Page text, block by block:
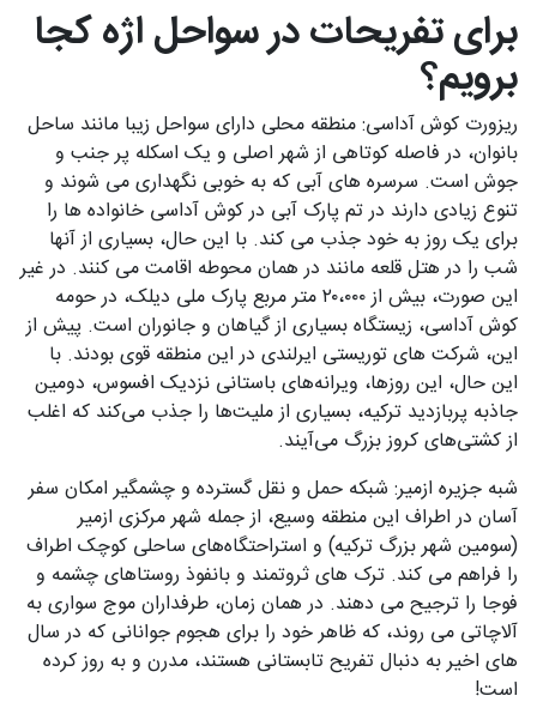
برای تفریحات در سواحل اژه کجا
برویم؟
ریزورت کوش آداسی: منطقه محلی دارای سواحل زیبا مانند ساحل
بانوان، در فاصله کوتاهی از شهر اصلی و یک اسکله پر جنب و
جوش است. سرسره های آبی که به خوبی نگهداری می شوند و
تنوع زیادی دارند در تم پارک آبی در کوش آداسی خانواده ها را
برای یک روز به خود جذب می کند. با این حال، بسیاری از آنها
شب را در هتل قلعه مانند در همان محوطه اقامت می کنند. در غیر
این صورت، بیش از ۲۰،۰۰۰ متر مربع پارک ملی دیلک، در حومه
کوش آداسی، زیستگاه بسیاری از گیاهان و جانوران است. پیش از
این، شرکت های توریستی ایرلندی در این منطقه قوی بودند. با
این حال، این روزها، ویرانه‌های باستانی نزدیک افسوس، دومین
جاذبه پربازدید ترکیه، بسیاری از ملیت‌ها را جذب می‌کند که اغلب
از کشتی‌های کروز بزرگ می‌آیند.
شبه جزیره ازمیر: شبکه حمل و نقل گسترده و چشمگیر امکان سفر
آسان در اطراف این منطقه وسیع، از جمله شهر مرکزی ازمیر
(سومین شهر بزرگ ترکیه) و استراحتگاه‌های ساحلی کوچک اطراف
را فراهم می کند. ترک های ثروتمند و بانفوذ روستاهای چشمه و
فوجا را ترجیح می دهند. در همان زمان، طرفداران موج سواری به
آلاچاتی می روند، که ظاهر خود را برای هجوم جوانانی که در سال
های اخیر به دنبال تفریح تابستانی هستند، مدرن و به روز کرده
است!